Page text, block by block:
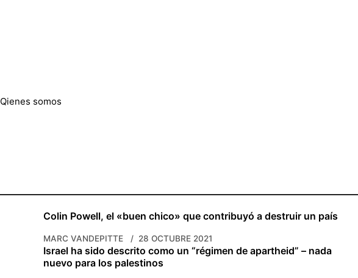
Qienes somos
Colin Powell, el «buen chico» que contribuyó a destruir un país
MARC VANDEPITTE 28 OCTUBRE 2021
Israel ha sido descrito como un “régimen de apartheid” – nada
nuevo para los palestinos